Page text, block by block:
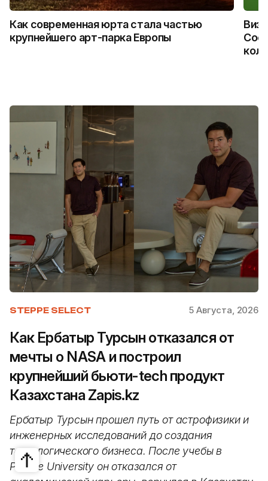
Как современная юрта стала частью
крупнейшего арт-парка Европы
STEPPE SELECT 5 Августа, 2026
Как Ербатыр Турсын отказался от
мечты о NASA и построил
крупнейший бьюти-tech продукт
Казахстана Zapis.kz
Ербатыр Турсын прошел путь от астрофизики и
инженерных исследований до создания
технологического бизнеса. После учебы в
Purdue University он отказался от